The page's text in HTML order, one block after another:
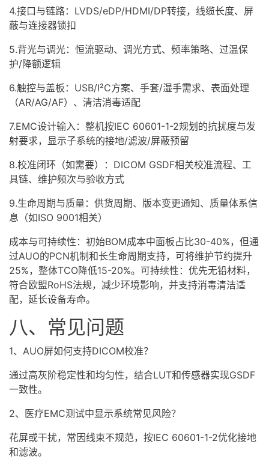
4.接口与链路：LVDS/eDP/HDMI/DP转接，线缆长度、屏
蔽与连接器锁扣
5.背光与调光：恒流驱动、调光方式、频率策略、过温保
护/降额逻辑
6.触控与盖板：USB/I²C方案、手套/湿手需求、表面处理
（AR/AG/AF）、清洁消毒适配
7.EMC设计输入：整机按IEC 60601-1-2规划的抗扰度与发
射要求，显示子系统的接地/滤波/屏蔽预留
8.校准闭环（如需要）：DICOM GSDF相关校准流程、工
具链、维护频次与验收方式
9.生命周期与质量：供货周期、版本变更通知、质量体系信
息（如ISO 9001相关）
成本与可持续性：初始BOM成本中面板占比30-40%，但通
过AUO的PCN机制和长生命周期支持，可将维护节约提升
25%，整体TCO降低15-20%。可持续性：优先无铅材料，
符合欧盟RoHS法规，减少环境影响，并支持消毒清洁适
配，延长设备寿命。
八、常见问题
1、AUO屏如何支持DICOM校准？
通过高灰阶稳定性和均匀性，结合LUT和传感器实现GSDF
一致性。
2、医疗EMC测试中显示系统常见风险？
花屏或干扰，常因线束不规范，按IEC 60601-1-2优化接地
和滤波。